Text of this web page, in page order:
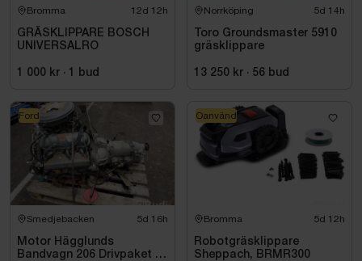
Bromma 12d 12h
GRÄSKLIPPARE BOSCH
UNIVERSALRO
1 000 kr · 1 bud
Norrköping 5d 14h
Toro Groundsmaster 5910
gräsklippare
13 250 kr · 56 bud
Smedjebacken 5d 16h
Motor Hägglunds
Bandvagn 206 Drivpaket |
Ford
Bromma 5d 12h
Robotgräsklippare
Sheppach, BRMR300
Oanvänd